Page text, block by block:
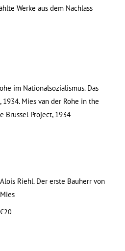
Werke aus dem Nachlass
im Nationalsozialismus. Das
1934. Mies van der Rohe in the
Brussel Project, 1934
Alois Riehl. Der erste Bauherr von
Mies
€20